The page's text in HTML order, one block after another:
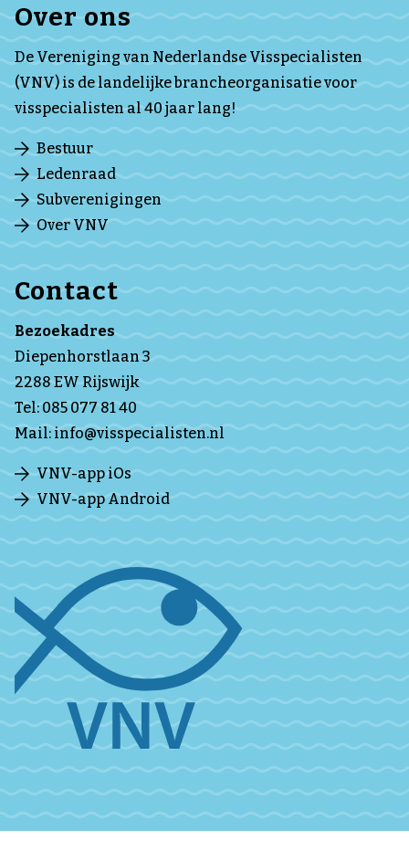
Over ons
De Vereniging van Nederlandse Visspecialisten
(VNV) is de landelijke brancheorganisatie voor
visspecialisten al 40 jaar lang!
Bestuur
Ledenraad
Subverenigingen
Over VNV
Contact
Bezoekadres
Diepenhorstlaan 3
2288 EW Rijswijk
Tel:085 077 81 40
Mail:info@visspecialisten.nl
VNV-app iOs
VNV-app Android